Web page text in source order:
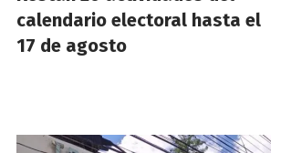
calendario electoral hasta el
17 de agosto